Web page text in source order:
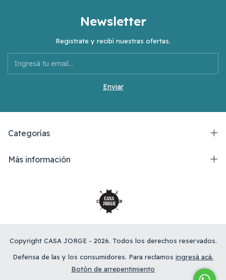
Newsletter
Registrate y recibí nuestras ofertas.
Categorías
Más información
Copyright CASA JORGE - 2026. Todos los derechos reservados.
Defensa de las y los consumidores. Para reclamos ingresá acá.
Botón de arrepentimiento